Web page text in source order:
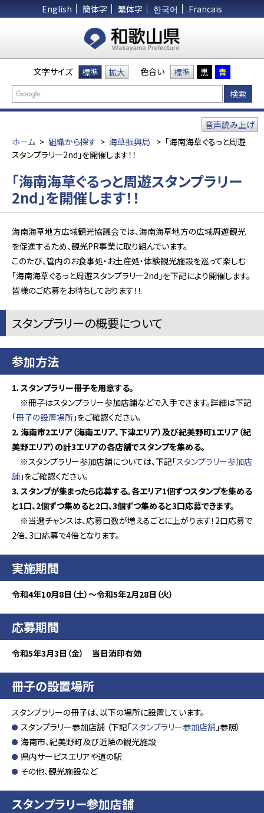
English 簡体字 繁体字 한국어 Francais
文字サイズ 標準 拡大 色合い 標準 黒 青
ホーム > 組織から探す > 海草振興局 > 「海南海草ぐるっと周遊
スタンプラリー2nd」を開催します！！
音声読み上げ
「海南海草ぐるっと周遊スタンプラリー
2nd」を開催します！！
海南海草地方広域観光協議会では、海南海草地方の広域周遊観光
を促進するため、観光PR事業に取り組んでいます。
このたび、管内のお食事処・お土産処・体験観光施設を巡って楽しむ
「海南海草ぐるっと周遊スタンプラリー2nd」を下記により開催します。
皆様のご応募をお待ちしております！！
スタンプラリーの概要について
参加方法
1．スタンプラリー冊子を用意する。
※冊子はスタンプラリー参加店舗などで入手できます。詳細は下記
「冊子の設置場所 」をご確認ください。
2．海南市2エリア（海南エリア、下津エリア）及び紀美野町1エリア（紀
美野エリア）の計3エリアの各店舗でスタンプを集める。
※スタンプラリー参加店舗については、下記「スタンプラリー参加店
舗 」をご確認ください。
3．スタンプが集まったら応募する。各エリア1個ずつスタンプを集める
と1口、2個ずつ集めると2口、3個ずつ集めると3口応募できます。
※当選チャンスは、応募口数が増えるごとに上がります！2口応募で
2倍、3口応募で4倍となります。
実施期間
令和4年10月8日（土）～令和5年2月28日（火）
応募期間
令和5年3月3日（金） 当日消印有効
冊子の設置場所
スタンプラリーの冊子は、以下の場所に設置しています。
スタンプラリー参加店舗 （下記「スタンプラリー参加店舗 」参照）
海南市、紀美野町及び近隣の観光施設
県内サービスエリアや道の駅
その他、観光施設など
スタンプラリー参加店舗